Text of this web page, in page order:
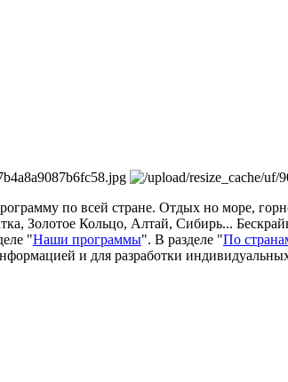
по всей стране. Отдых но море,
Золотое Кольцо, Алтай, Сибирь...
"Наши программы". В разделе "По
и для разработки